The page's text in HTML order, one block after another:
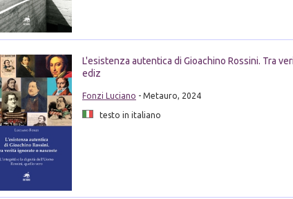
L'esistenza autentica di Gioachino Rossini. Tra
ediz
Fonzi Luciano - Metauro, 2024
testo in italiano